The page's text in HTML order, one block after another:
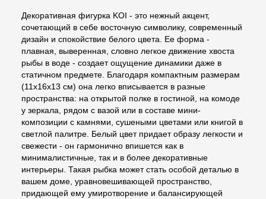
Декоративная фигурка KOI - это нежный акцент,
сочетающий в себе восточную символику, современный
дизайн и спокойствие белого цвета. Ее форма -
плавная, выверенная, словно легкое движение хвоста
рыбы в воде - создает ощущение динамики даже в
статичном предмете. Благодаря компактным размерам
(11х16х13 см) она легко вписывается в разные
пространства: на открытой полке в гостиной, на комоде
у зеркала, рядом с вазой или в составе мини-
композиции с камнями, сушеными цветами или книгой в
светлой палитре. Белый цвет придает образу легкости и
свежести - он гармонично впишется как в
минималистичные, так и в более декоративные
интерьеры. Такая рыбка может стать особой деталью в
вашем доме, уравновешивающей пространство,
придающей ему умиротворение и балансирующей